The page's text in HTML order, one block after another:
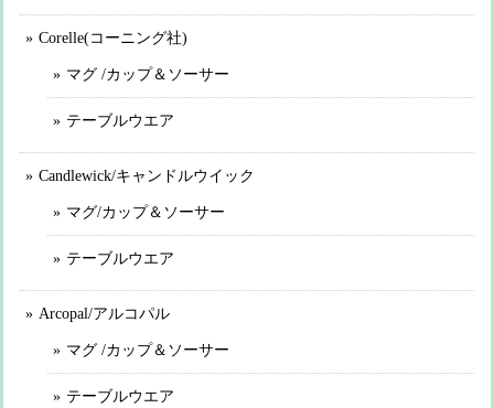
Corelle(コーニング社)
マグ /カップ＆ソーサー
テーブルウエア
Candlewick/キャンドルウイック
マグ/カップ＆ソーサー
テーブルウエア
Arcopal/アルコパル
マグ /カップ＆ソーサー
テーブルウエア